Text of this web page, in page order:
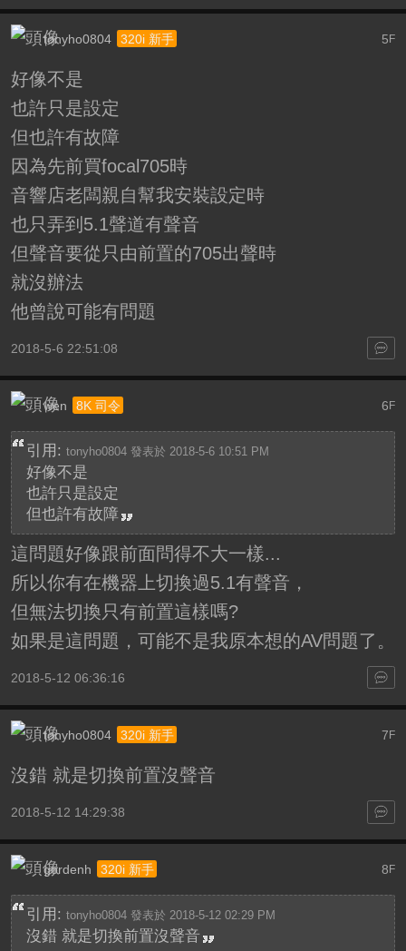
5F
tonyho0804 320i 新手
好像不是
也許只是設定
但也許有故障
因為先前買focal705時
音響店老闆親自幫我安裝設定時
也只弄到5.1聲道有聲音
但聲音要從只由前置的705出聲時
就沒辦法
他曾說可能有問題
2018-5-6 22:51:08
6 F
wen 8K 司令
引用: tonyho0804 發表於 2018-5-6 10:51 PM
好像不是
也許只是設定
但也許有故障
這問題好像跟前面問得不大一樣...
所以你有在機器上切換過5.1有聲音，
但無法切換只有前置這樣嗎?
如果是這問題，可能不是我原本想的AV問題了。
2018-5-12 06:36:16
7 F
tonyho0804 320i 新手
沒錯 就是切換前置沒聲音
2018-5-12 14:29:38
8 F
gordenh 320i 新手
引用: tonyho0804 發表於 2018-5-12 02:29 PM
沒錯 就是切換前置沒聲音